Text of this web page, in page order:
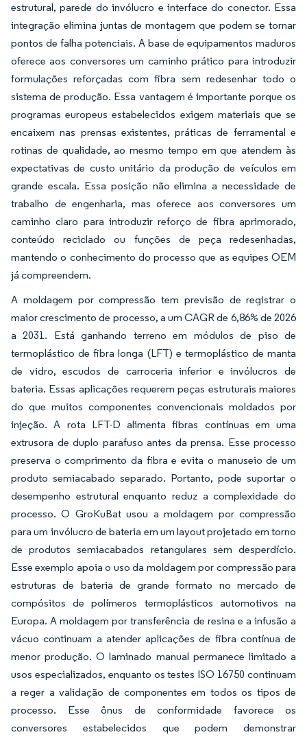
estrutural, parede do invólucro e interface do conector. Essa
integração elimina juntas de montagem que podem se tornar
pontos de falha potenciais. A base de equipamentos maduros
oferece aos conversores um caminho prático para introduzir
formulações reforçadas com fibra sem redesenhar todo o
sistema de produção. Essa vantagem é importante porque os
programas europeus estabelecidos exigem materiais que se
encaixem nas prensas existentes, práticas de ferramental e
rotinas de qualidade, ao mesmo tempo em que atendem às
expectativas de custo unitário da produção de veículos em
grande escala. Essa posição não elimina a necessidade de
trabalho de engenharia, mas oferece aos conversores um
caminho claro para introduzir reforço de fibra aprimorado,
conteúdo reciclado ou funções de peça redesenhadas,
mantendo o conhecimento do processo que as equipes OEM
já compreendem.
A moldagem por compressão tem previsão de registrar o
maior crescimento de processo, a um CAGR de 6,86% de 2026
a 2031. Está ganhando terreno em módulos de piso de
termoplástico de fibra longa (LFT) e termoplástico de manta
de vidro, escudos de carroceria inferior e invólucros de
bateria. Essas aplicações requerem peças estruturais maiores
do que muitos componentes convencionais moldados por
injeção. A rota LFT-D alimenta fibras contínuas em uma
extrusora de duplo parafuso antes da prensa. Esse processo
preserva o comprimento da fibra e evita o manuseio de um
produto semiacabado separado. Portanto, pode suportar o
desempenho estrutural enquanto reduz a complexidade do
processo. O GroKuBat usou a moldagem por compressão
para um invólucro de bateria em um layout projetado em torno
de produtos semiacabados retangulares sem desperdício.
Esse exemplo apoia o uso da moldagem por compressão para
estruturas de bateria de grande formato no mercado de
compósitos de polímeros termoplásticos automotivos na
Europa. A moldagem por transferência de resina e a infusão a
vácuo continuam a atender aplicações de fibra contínua de
menor produção. O laminado manual permanece limitado a
usos especializados, enquanto os testes ISO 16750 continuam
a reger a validação de componentes em todos os tipos de
processo. Esse ônus de conformidade favorece os
conversores estabelecidos que podem demonstrar